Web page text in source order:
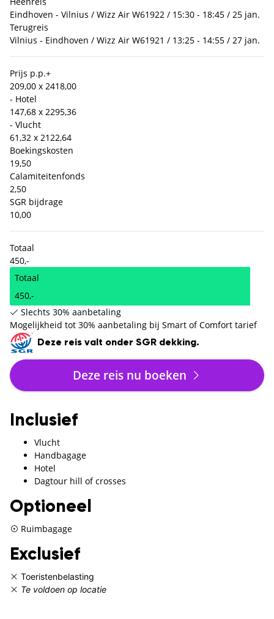
Eindhoven - Vilnius / Wizz Air W61922 / 15:30 - 18:45 / 25 jan.
Terugreis
Vilnius - Eindhoven / Wizz Air W61921 / 13:25 - 14:55 / 27 jan.
Prijs p.p.+
209,00 x 2418,00
- Hotel
147,68 x 2295,36
- Vlucht
61,32 x 2122,64
Boekingskosten
19,50
Calamiteitenfonds
2,50
SGR bijdrage
10,00
Totaal
450,-
Totaal
450,-
Slechts 30% aanbetaling
Mogelijkheid tot 30% aanbetaling bij Smart of Comfort tarief
Deze reis valt onder SGR dekking.
Deze reis nu boeken
Inclusief
Vlucht
Handbagage
Hotel
Dagtour hill of crosses
Optioneel
Ruimbagage
Exclusief
Toeristenbelasting
Te voldoen op locatie